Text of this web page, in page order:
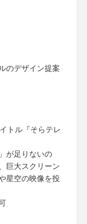
のデザイン提案
トル『そらテレ
が足りないの
巨大スクリーン
星空の映像を投